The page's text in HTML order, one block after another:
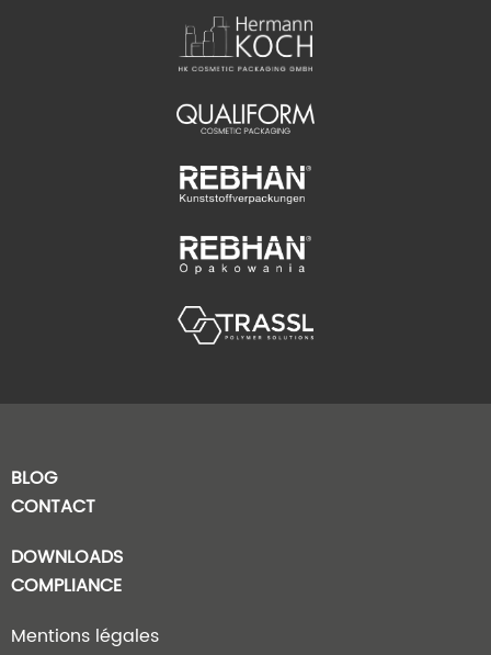
BLOG
CONTACT
DOWNLOADS
COMPLIANCE
Mentions légales